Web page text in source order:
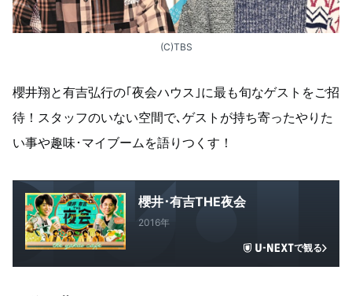
(C)TBS
櫻井翔と有吉弘行の｢夜会ハウス｣に最も旬なゲストをご招
待！スタッフのいない空間で､ゲストが持ち寄ったやりた
い事や趣味･マイブームを語りつくす！
櫻井･有吉THE夜会
2016年
で観る